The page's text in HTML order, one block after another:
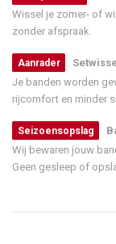
Wissel je zomer- of
zonder afspraak.
Aanrader
Je banden worden
rijcomfort en minder
Seizoensopslag
Wij bewaren jouw
Geen gesleep of